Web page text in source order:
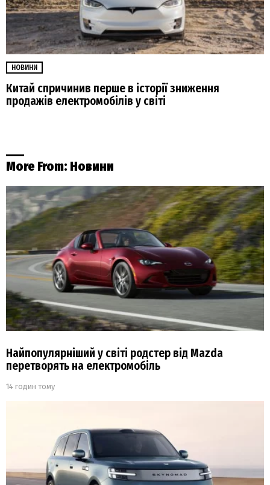
НОВИНИ
Китай спричинив перше в історії зниження
продажів електромобілів у світі
More From: Новини
Найпопулярніший у світі родстер від Mazda
перетворять на електромобіль
14 годин тому